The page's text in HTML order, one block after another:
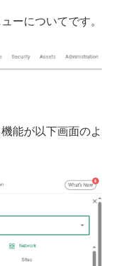
ーについてです。
能が以下画面のよ